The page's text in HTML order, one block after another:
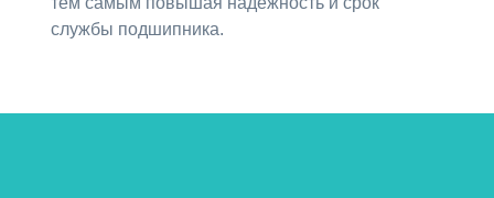
службы подшипника.